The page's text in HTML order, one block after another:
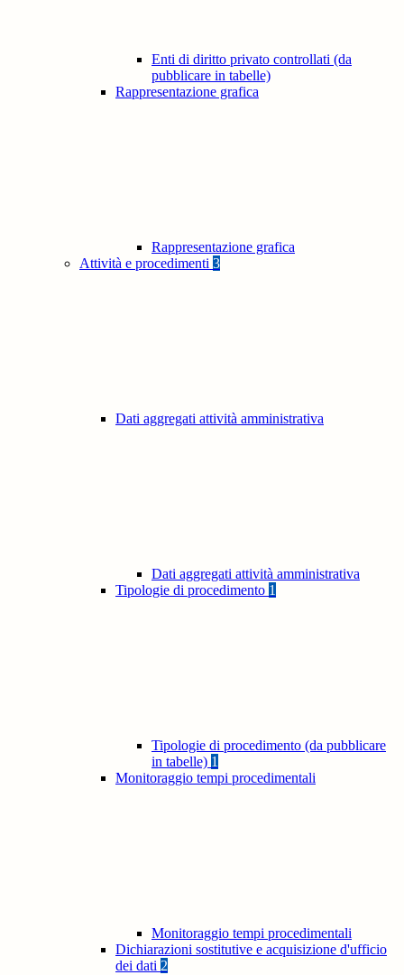
Enti di diritto privato controllati (da
pubblicare in tabelle)
Rappresentazione grafica
Rappresentazione grafica
Attività e procedimenti 3
Dati aggregati attività amministrativa
Dati aggregati attività amministrativa
Tipologie di procedimento 1
Tipologie di procedimento (da pubblicare
in tabelle) 1
Monitoraggio tempi procedimentali
Monitoraggio tempi procedimentali
Dichiarazioni sostitutive e acquisizione d'ufficio
dei dati 2